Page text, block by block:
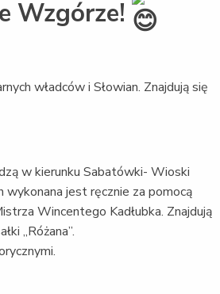
Wzgórze!
władców i Słowian. Znajdują się
w kierunku Sabatówki- Wioski
wykonana jest ręcznie za pomocą
Wincentego Kadłubka. Znajdują
„Różana”.